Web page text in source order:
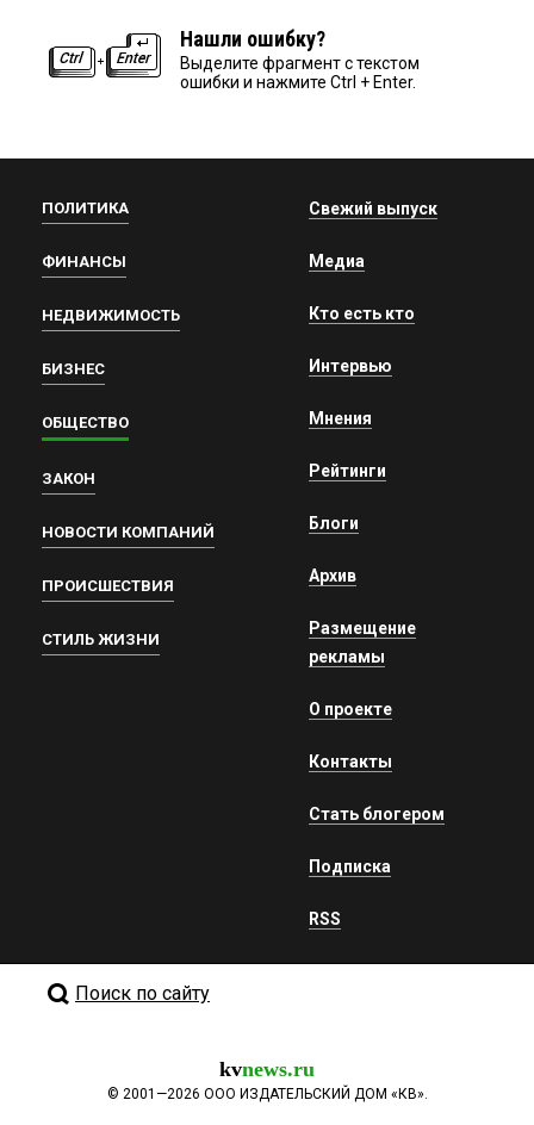
Нашли ошибку?
Выделите фрагмент с текстом
ошибки и нажмите Ctrl + Enter.
ПОЛИТИКА
ФИНАНСЫ
НЕДВИЖИМОСТЬ
БИЗНЕС
ОБЩЕСТВО
ЗАКОН
НОВОСТИ КОМПАНИЙ
ПРОИСШЕСТВИЯ
СТИЛЬ ЖИЗНИ
Свежий выпуск
Медиа
Кто есть кто
Интервью
Мнения
Рейтинги
Блоги
Архив
Размещение
рекламы
О проекте
Контакты
Стать блогером
Подписка
RSS
Поиск по сайту
kvnews.ru
© 2001—2026 ООО ИЗДАТЕЛЬСКИЙ ДОМ «КВ».